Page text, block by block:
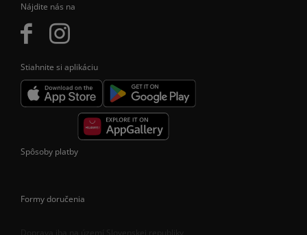
Nájdite nás na
Stiahnite si aplikáciu
Spôsoby platby
Formy doručenia